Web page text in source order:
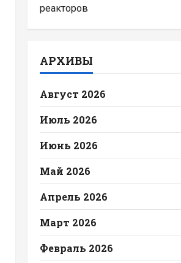
реакторов
АРХИВЫ
Август 2026
Июль 2026
Июнь 2026
Май 2026
Апрель 2026
Март 2026
Февраль 2026